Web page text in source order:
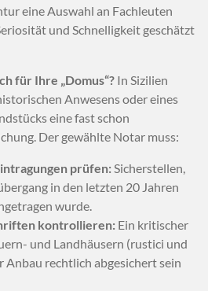
eine Auswahl an Fachleuten
und Schnelligkeit geschätzt
für Ihre „Domus“? In Sizilien
Anwesens oder eines
eine fast schon
Der gewählte Notar muss:
prüfen:Sicherstellen,
in den letzten 20 Jahren
wurde.
kontrollieren: Ein kritischer
und Landhäusern (rustici und
Anbau rechtlich abgesichert sein